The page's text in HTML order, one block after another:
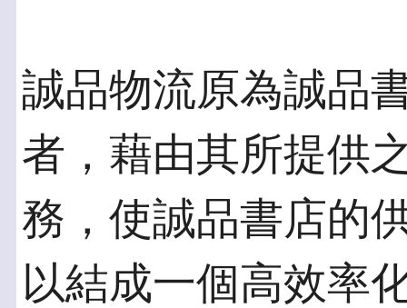
誠品物流原為誠品
者，藉由其所提供
務，使誠品書店的
以結成一個高效率